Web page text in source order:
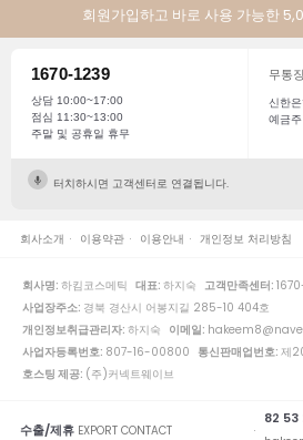
회원가입하고 바로 사용 가능한
1670-1239
상담 10:00~17:00
점심 11:30~13:00
주말 및 공휴일 휴무
무통
신한
예금
터치하시면 고객센터로 연결됩니다.
회사소개 이용약관 이용안내 개인정보 처리방침
회사명: 하킴코스메틱 대표: 하지숙 고객만족센터:
사업장주소: 경북 경산시 어봉지길 285-10 404호
개인정보취급관리자: 하지숙 이메일:
사업자등록번호: 807-16-00800 통신판매업번호: 제
호스팅 제공: (주)커넥트웨이브
수출/제휴 EXPORT CONTACT
82 53